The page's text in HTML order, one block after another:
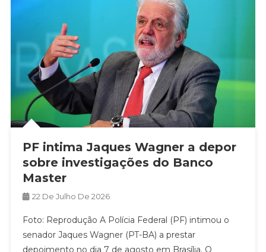
PF intima Jaques Wagner a depor
sobre investigações do Banco
Master
22 De Julho De 2026
Foto: Reprodução A Polícia Federal (PF) intimou o
senador Jaques Wagner (PT-BA) a prestar
depoimento no dia 7 de agosto em Brasília. O